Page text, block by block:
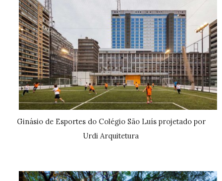
Ginásio de Esportes do Colégio São Luís projetado por
Urdi Arquitetura